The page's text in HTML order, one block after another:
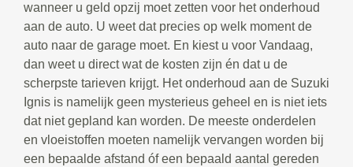
wanneer u geld opzij moet zetten voor het onderhoud
aan de auto. U weet dat precies op welk moment de
auto naar de garage moet. En kiest u voor Vandaag,
dan weet u direct wat de kosten zijn én dat u de
scherpste tarieven krijgt. Het onderhoud aan de Suzuki
Ignis is namelijk geen mysterieus geheel en is niet iets
dat niet gepland kan worden. De meeste onderdelen
en vloeistoffen moeten namelijk vervangen worden bij
een bepaalde afstand óf een bepaald aantal gereden